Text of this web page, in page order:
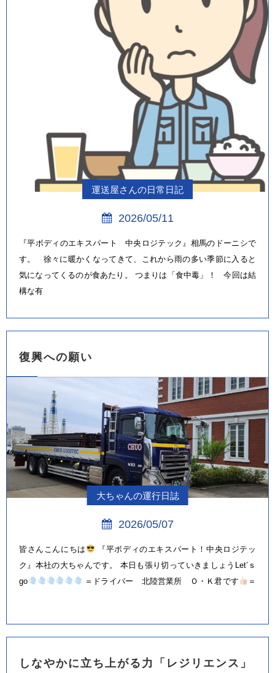
運送屋さんの日常日記
2026/05/11
『平ボディのエキスパート 中央ロジテック』相馬のドーニシで
す。 徐々に暖かくなってきて、これから雨の多い季節に入ると
気になってくるのが食あたり。 つまりは「食中毒」！ 今回は結
構な有
復興への願い
大ちゃんの運行日誌
2026/05/07
皆さんこんにちは
『平ボディのエキスパート！中央ロジテッ
ク』本社の大ちゃんです。 本日も張り切っていきましょうLet’ｓ
go
＝ドライバー 北陸営業所 Ｏ・Ｋ君です ＝
しなやかに立ち上がる力「レジリエンス」